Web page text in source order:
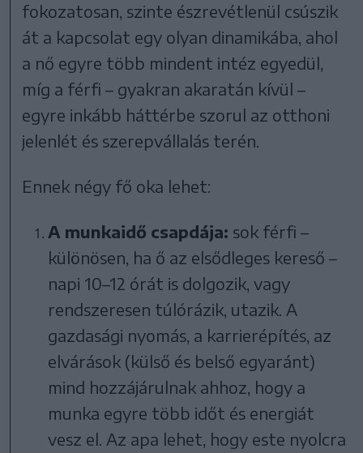
fokozatosan, szinte észrevétlenül csúszik
át a kapcsolat egy olyan dinamikába, ahol
a nő egyre több mindent intéz egyedül,
míg a férfi – gyakran akaratán kívül –
egyre inkább háttérbe szorul az otthoni
jelenlét és szerepvállalás terén.
Ennek négy fő oka lehet:
A munkaidő csapdája: sok férfi –
különösen, ha ő az elsődleges kereső –
napi 10–12 órát is dolgozik, vagy
rendszeresen túlórázik, utazik. A
gazdasági nyomás, a karrierépítés, az
elvárások (külső és belső egyaránt)
mind hozzájárulnak ahhoz, hogy a
munka egyre több időt és energiát
vesz el. Az apa lehet, hogy este nyolcra